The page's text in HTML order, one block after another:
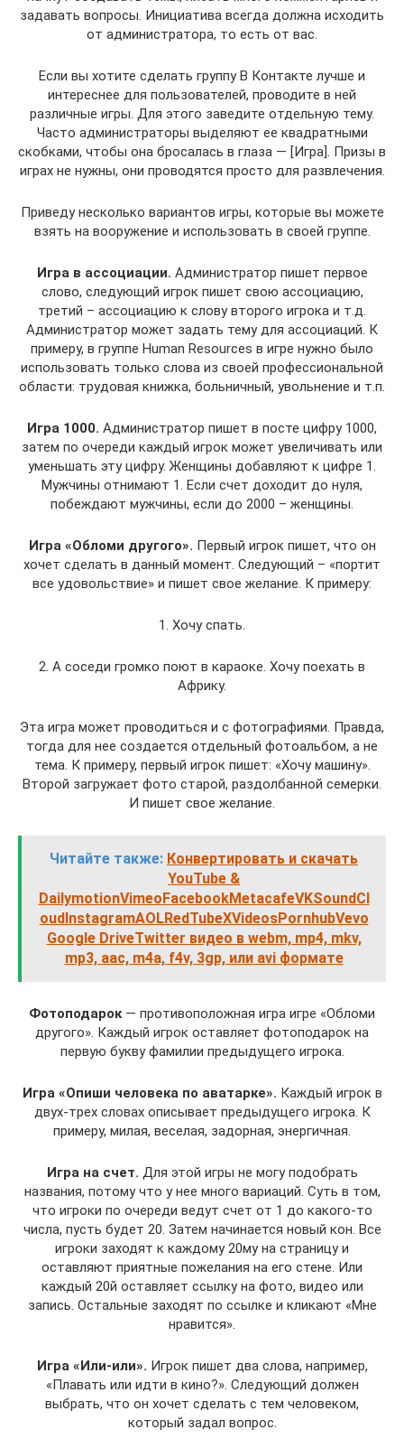
задавать вопросы. Инициатива всегда должна исходить
от администратора, то есть от вас.
Если вы хотите сделать группу В Контакте лучше и
интереснее для пользователей, проводите в ней
различные игры. Для этого заведите отдельную тему.
Часто администраторы выделяют ее квадратными
скобками, чтобы она бросалась в глаза — [Игра]. Призы в
играх не нужны, они проводятся просто для развлечения.
Приведу несколько вариантов игры, которые вы можете
взять на вооружение и использовать в своей группе.
Игра в ассоциации. Администратор пишет первое
слово, следующий игрок пишет свою ассоциацию,
третий – ассоциацию к слову второго игрока и т.д.
Администратор может задать тему для ассоциаций. К
примеру, в группе Human Resources в игре нужно было
использовать только слова из своей профессиональной
области: трудовая книжка, больничный, увольнение и т.п.
Игра 1000. Администратор пишет в посте цифру 1000,
затем по очереди каждый игрок может увеличивать или
уменьшать эту цифру. Женщины добавляют к цифре 1.
Мужчины отнимают 1. Если счет доходит до нуля,
побеждают мужчины, если до 2000 – женщины.
Игра «Обломи другого». Первый игрок пишет, что он
хочет сделать в данный момент. Следующий – «портит
все удовольствие» и пишет свое желание. К примеру:
1. Хочу спать.
2. А соседи громко поют в караоке. Хочу поехать в
Африку.
Эта игра может проводиться и с фотографиями. Правда,
тогда для нее создается отдельный фотоальбом, а не
тема. К примеру, первый игрок пишет: «Хочу машину».
Второй загружает фото старой, раздолбанной семерки.
И пишет свое желание.
Читайте также: Конвертировать и скачать
YouTube &
DailymotionVimeoFacebookMetacafeVKSoundCl
oudInstagramAOLRedTubeXVideosPornhubVevo
Google DriveTwitter видео в webm, mp4, mkv,
mp3, aac, m4a, f4v, 3gp, или avi формате
Фотоподарок— противоположная игра игре «Обломи
другого». Каждый игрок оставляет фотоподарок на
первую букву фамилии предыдущего игрока.
Игра «Опиши человека по аватарке». Каждый игрок в
двух-трех словах описывает предыдущего игрока. К
примеру, милая, веселая, задорная, энергичная.
Игра на счет. Для этой игры не могу подобрать
названия, потому что у нее много вариаций. Суть в том,
что игроки по очереди ведут счет от 1 до какого-то
числа, пусть будет 20. Затем начинается новый кон. Все
игроки заходят к каждому 20му на страницу и
оставляют приятные пожелания на его стене. Или
каждый 20й оставляет ссылку на фото, видео или
запись. Остальные заходят по ссылке и кликают «Мне
нравится».
Игра «Или-или». Игрок пишет два слова, например,
«Плавать или идти в кино?». Следующий должен
выбрать, что он хочет сделать с тем человеком,
который задал вопрос.